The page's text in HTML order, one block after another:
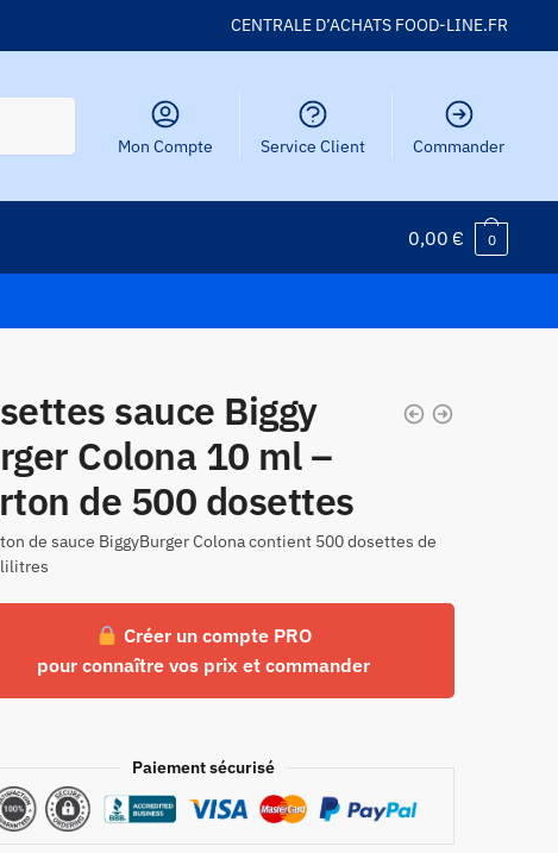
CENTRALE D’ACHATS FOOD-LINE.FR
Mon Compte Service Client Commander
0,00 € 0
sauce Biggy
Colona 10 ml –
de 500 dosettes
de sauce BiggyBurger Colona contient 500 dosettes de
Créer un compte PRO
pour connaître vos prix et commander
Paiement sécurisé